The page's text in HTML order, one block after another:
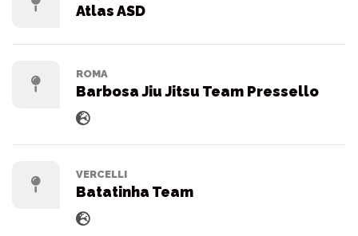
Atlas ASD
ROMA
Barbosa Jiu Jitsu Team Pressello
VERCELLI
Batatinha Team